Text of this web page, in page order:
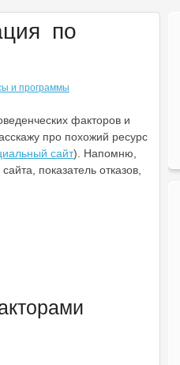
по
и программы
факторов и
про похожий ресурс
сайт). Напомню,
показатель отказов,